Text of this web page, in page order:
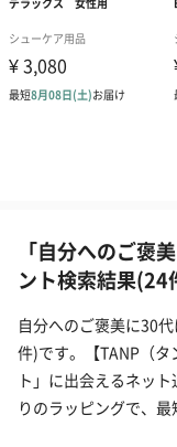
「自分へのご褒
ント検索結果(24
自分へのご褒美に30
件)です。【TANP（
ト」に出会えるネッ
りのラッピングで、最